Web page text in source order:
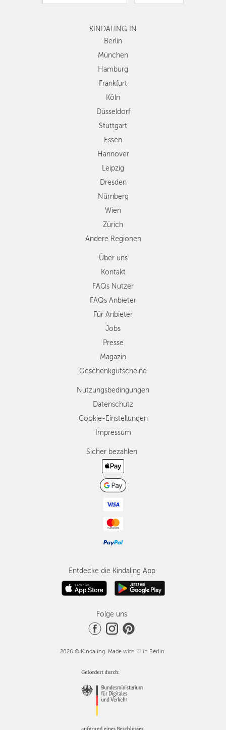
Hamburg
Köln
Düsseldorf
Stuttgart
Essen
Dresden
Nürnberg
Wien
Zürich
Andere
Regionen
KINDALING IN
Berlin
München
Hamburg
Frankfurt
Köln
Düsseldorf
Stuttgart
Essen
Hannover
Leipzig
Dresden
Nürnberg
Wien
Zürich
Andere Regionen
Über uns
Kontakt
FAQs Nutzer
FAQs Anbieter
Für Anbieter
Jobs
Presse
Magazin
Geschenkgutscheine
Nutzungsbedingungen
Datenschutz
Cookie-Einstellungen
Impressum
Sicher bezahlen
Entdecke die Kindaling App
Folge uns
2026 © Kindaling. Made with ♡ in Berlin.